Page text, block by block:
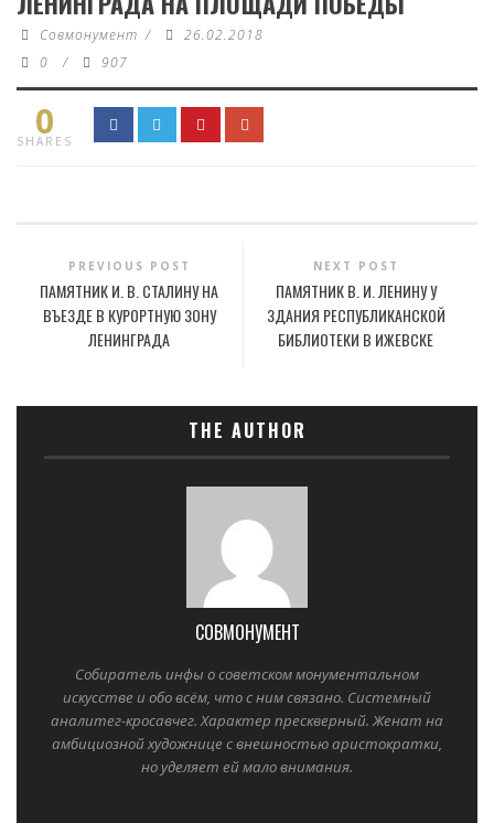
Совмонумент /
26.02.2018
0
/ 907
0
SHARES
PREVIOUS POST
ПАМЯТНИК И. В. СТАЛИНУ НА
ВЪЕЗДЕ В КУРОРТНУЮ ЗОНУ
ЛЕНИНГРАДА
NEXT POST
ПАМЯТНИК В. И. ЛЕНИНУ У
ЗДАНИЯ РЕСПУБЛИКАНСКОЙ
БИБЛИОТЕКИ В ИЖЕВСКЕ
THE AUTHOR
СОВМОНУМЕНТ
Собиратель инфы о советском монументальном
искусстве и обо всём, что с ним связано. Системный
аналитег-кросавчег. Характер прескверный. Женат на
амбициозной художнице с внешностью аристократки,
но уделяет ей мало внимания.